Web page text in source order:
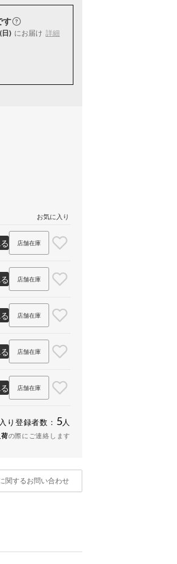
す
日) にお届け 詳細
お気に入り
店舗在庫
店舗在庫
店舗在庫
店舗在庫
店舗在庫
り登録者数： 5 人
の際にご連絡します
関するお問い合わせ